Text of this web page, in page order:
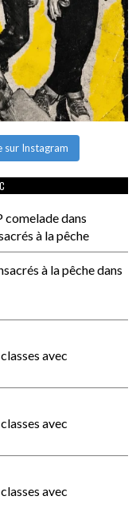
sur Instagram
comeladedans
à la pêche
à la pêchedans
avec
avec
avec